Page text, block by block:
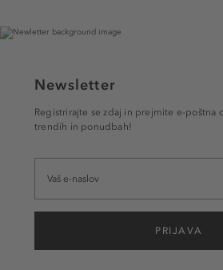
Newsletter
Registrirajte se zdaj in prejmite e-poštna
trendih in ponudbah!
PRIJAVA